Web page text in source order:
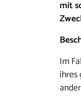
mit
Im
ihres